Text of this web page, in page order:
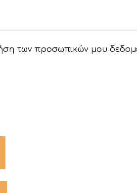
των προσωπικών μου